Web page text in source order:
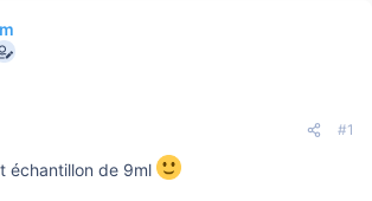
#1
échantillon de 9ml